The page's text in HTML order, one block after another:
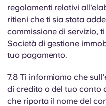
regolamenti relativi
ritieni che ti sia stata
commissione di servizio,
Società di gestione
tuo pagamento.
7.8 Ti informiamo che
di credito o del tuo conto
che riporta il nome del